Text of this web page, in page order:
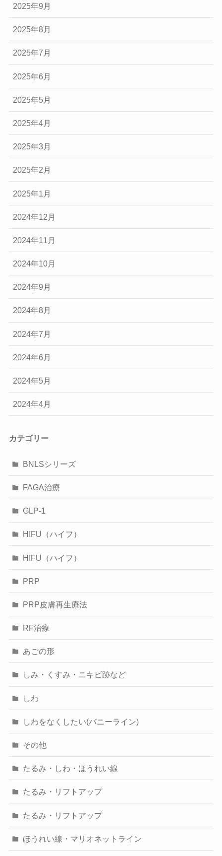
2025年9月
2025年8月
2025年7月
2025年6月
2025年5月
2025年4月
2025年3月
2025年2月
2025年1月
2024年12月
2024年11月
2024年10月
2024年9月
2024年8月
2024年7月
2024年6月
2024年5月
2024年4月
カテゴリー
BNLSシリーズ
FAGA治療
GLP-1
HIFU（ハイフ）
HIFU（ハイフ）
PRP
PRP皮膚再生療法
RF治療
あごの形
しみ・くすみ・ニキビ跡など
しわ
しわをなくしたい(バニーライン)
その他
たるみ・しわ・ほうれい線
たるみ・リフトアップ
たるみ・リフトアップ
ほうれい線・マリオネットライン